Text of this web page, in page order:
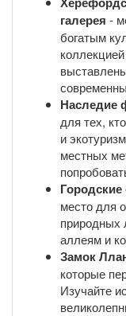
галерея -
богатым
Наследие
для тех,
и
местных
место для
природных
аллеям и
Замок
которые
Изучайте